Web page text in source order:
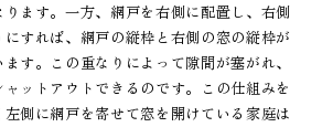
ます。一方、網戸を右側に配置し、右側
すれば、網戸の縦枠と右側の窓の縦枠が
す。この重なりによって隙間が塞がれ、
ットアウトできるのです。この仕組みを
側に網戸を寄せて窓を開けている家庭は